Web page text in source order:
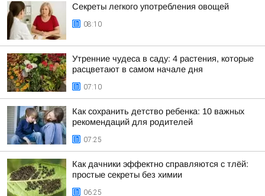
Секреты легкого употребления овощей
08:10
Утренние чудеса в саду: 4 растения, которые
расцветают в самом начале дня
07:10
Как сохранить детство ребенка: 10 важных
рекомендаций для родителей
07:25
Как дачники эффектно справляются с тлёй:
простые секреты без химии
06:25